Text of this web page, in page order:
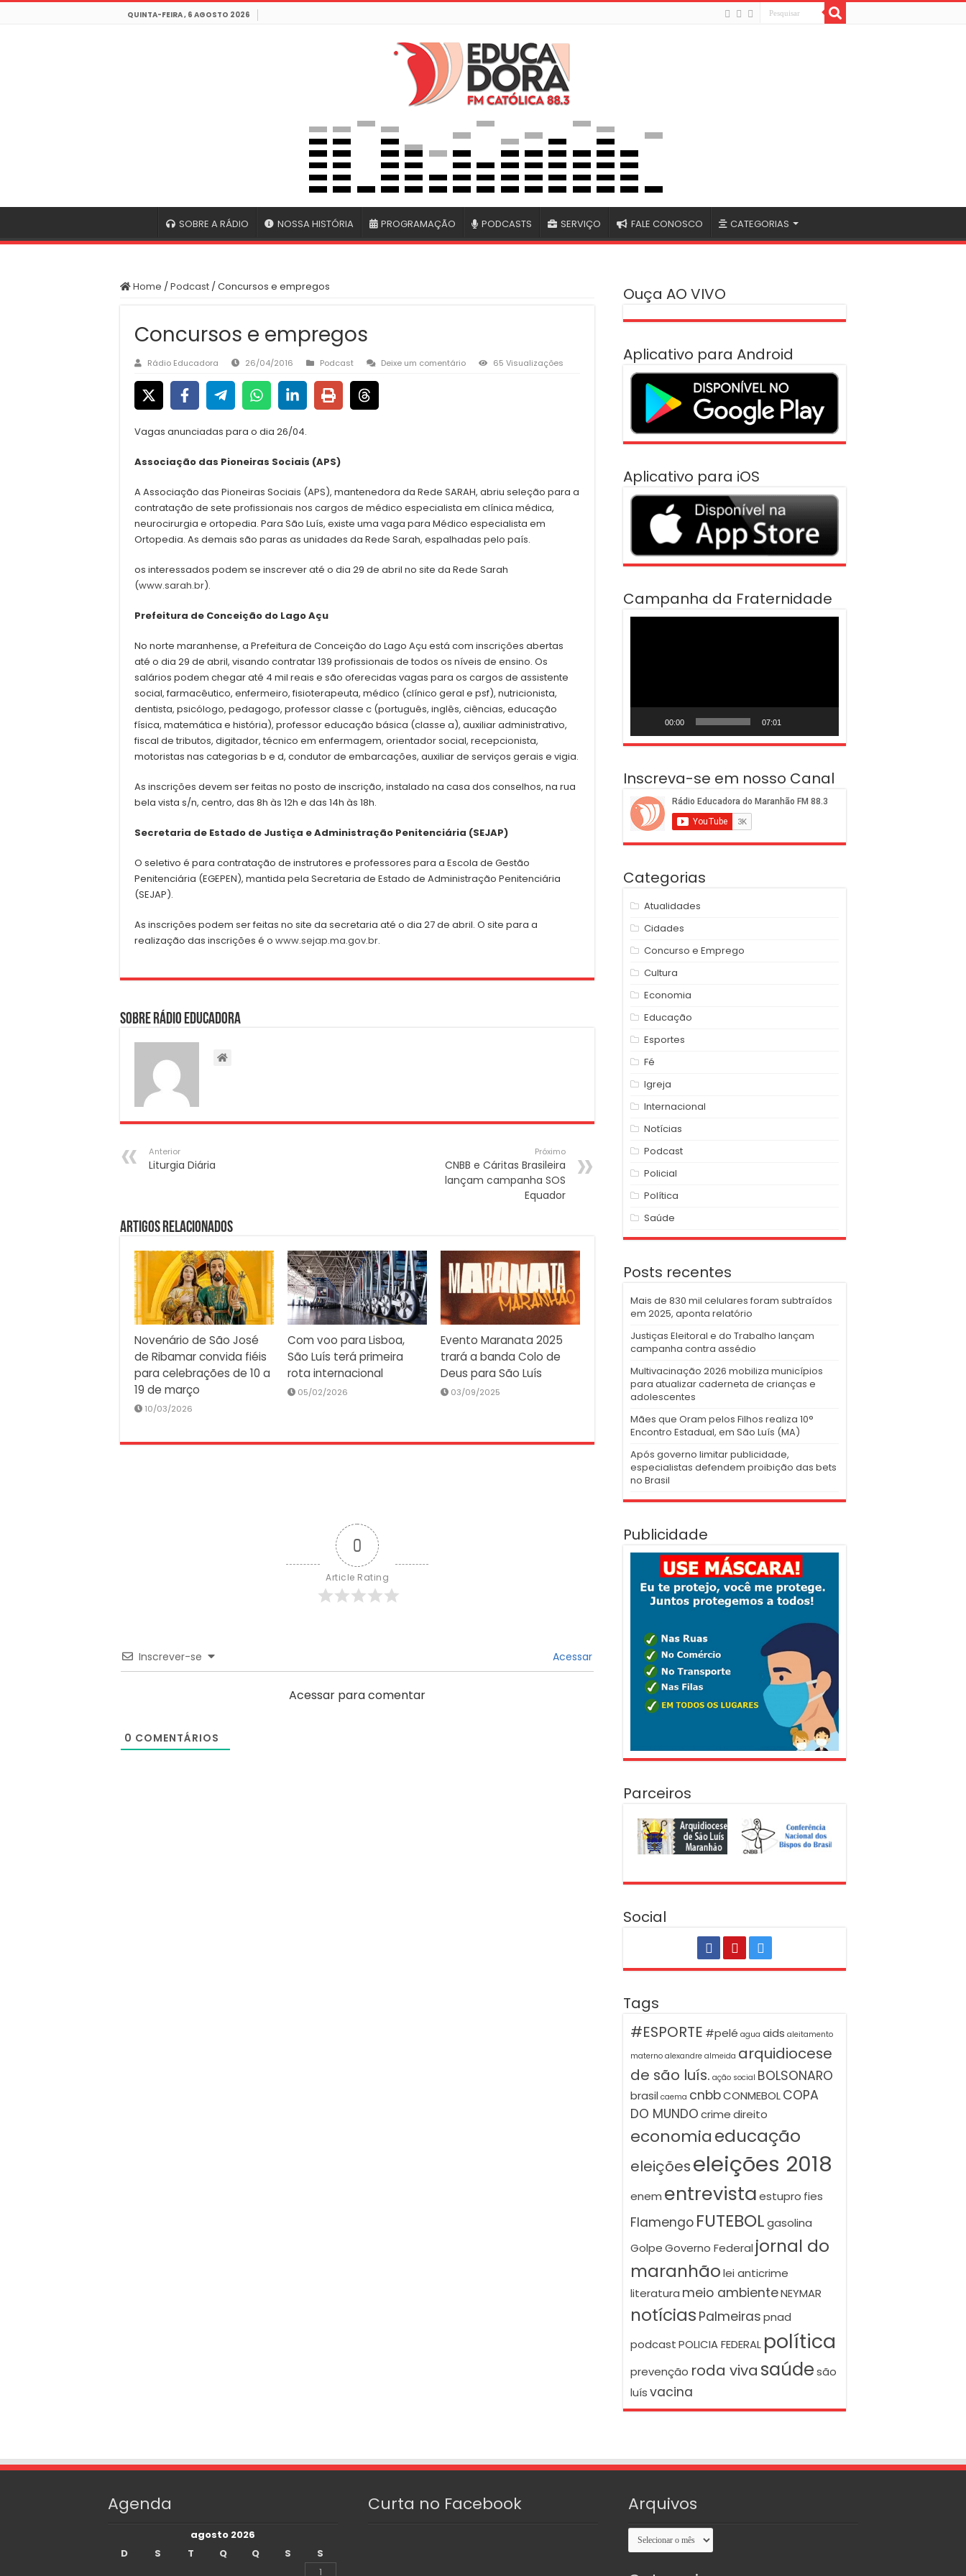
QUINTA-FEIRA , 6 AGOSTO 2026
SOBRE A RÁDIO NOSSA HISTÓRIA PROGRAMAÇÃO PODCASTS SERVIÇO FALE CONOSCO CATEGORIAS
Home /Podcast /Concursos e empregos
Concursos e empregos
Rádio Educadora 26/04/2016 Podcast Deixe um comentário 65 Visualizações
Vagas anunciadas para o dia 26/04.
Associação das Pioneiras Sociais (APS)
A Associação das Pioneiras Sociais (APS), mantenedora da Rede SARAH, abriu seleção para a
contratação de sete profissionais nos cargos de médico especialista em clínica médica,
neurocirurgia e ortopedia. Para São Luís, existe uma vaga para Médico especialista em
Ortopedia. As demais são paras as unidades da Rede Sarah, espalhadas pelo país.
os interessados podem se inscrever até o dia 29 de abril no site da Rede Sarah
(www.sarah.br).
Prefeitura de Conceição do Lago Açu
No norte maranhense, a Prefeitura de Conceição do Lago Açu está com inscrições abertas
até o dia 29 de abril, visando contratar 139 profissionais de todos os níveis de ensino. Os
salários podem chegar até 4 mil reais e são oferecidas vagas para os cargos de assistente
social, farmacêutico, enfermeiro, fisioterapeuta, médico (clínico geral e psf), nutricionista,
dentista, psicólogo, pedagogo, professor classe c (português, inglês, ciências, educação
física, matemática e história), professor educação básica (classe a), auxiliar administrativo,
fiscal de tributos, digitador, técnico em enfermagem, orientador social, recepcionista,
motoristas nas categorias b e d, condutor de embarcações, auxiliar de serviços gerais e vigia.
As inscrições devem ser feitas no posto de inscrição, instalado na casa dos conselhos, na rua
bela vista s/n, centro, das 8h às 12h e das 14h às 18h.
Secretaria de Estado de Justiça e Administração Penitenciária (SEJAP)
O seletivo é para contratação de instrutores e professores para a Escola de Gestão
Penitenciária (EGEPEN), mantida pela Secretaria de Estado de Administração Penitenciária
(SEJAP).
As inscrições podem ser feitas no site da secretaria até o dia 27 de abril. O site para a
realização das inscrições é o www.sejap.ma.gov.br.
Sobre Rádio Educadora
Anterior
Liturgia Diária
Próximo
CNBB e Cáritas Brasileira
lançam campanha SOS
Equador
Artigos Relacionados
Novenário de São José
de Ribamar convida fiéis
para celebrações de 10 a
19 de março
10/03/2026
Com voo para Lisboa,
São Luís terá primeira
rota internacional
05/02/2026
Evento Maranata 2025
trará a banda Colo de
Deus para São Luís
03/09/2025
0
Article Rating
Inscrever-se Acessar
Acessar para comentar
0 COMENTÁRIOS
Ouça AO VIVO
Aplicativo para Android
Aplicativo para iOS
Campanha da Fraternidade
00:00 07:01
Inscreva-se em nosso Canal
Categorias
Atualidades
Cidades
Concurso e Emprego
Cultura
Economia
Educação
Esportes
Fé
Igreja
Internacional
Notícias
Podcast
Policial
Política
Saúde
Posts recentes
Mais de 830 mil celulares foram subtraídos
em 2025, aponta relatório
Justiças Eleitoral e do Trabalho lançam
campanha contra assédio
Multivacinação 2026 mobiliza municípios
para atualizar caderneta de crianças e
adolescentes
Mães que Oram pelos Filhos realiza 10°
Encontro Estadual, em São Luís (MA)
Após governo limitar publicidade,
especialistas defendem proibição das bets
no Brasil
Publicidade
Parceiros
Social
Tags
#ESPORTE #pelé agua aids aleitamento
materno alexandre almeida arquidiocese
de são luís. ação social BOLSONARO
brasil caema cnbbCONMEBOLCOPA
DO MUNDOcrimedireito
economiaeducação
eleiçõeseleições 2018
enem entrevistaestupro fies
Flamengo FUTEBOLgasolina
GolpeGoverno Federal jornal do
maranhãolei anticrime
literatura meio ambienteNEYMAR
notícias Palmeiraspnad
podcastPOLICIA FEDERAL política
prevenção roda viva saúdesão
luísvacina
Agenda
agosto 2026
D
S T Q Q S
S
1
Curta no Facebook Arquivos
Arquivos